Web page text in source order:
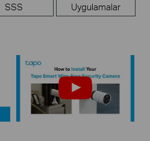
SSS Uygulamalar